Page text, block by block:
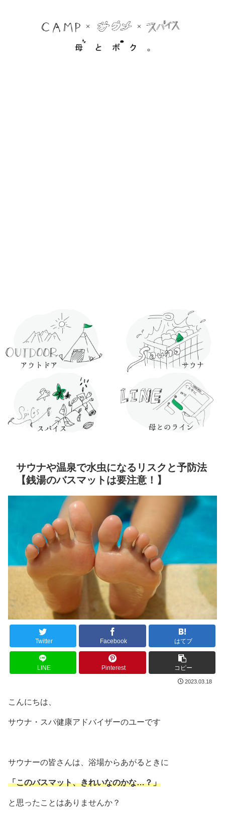
サウナや温泉で水虫になるリスクと予防法
【銭湯のバスマットは要注意！】
Twitter Facebook はてブ
LINE Pinterest コピー
2023.03.18
こんにちは、
サウナ・スパ健康アドバイザーのユーです
サウナーの皆さんは、浴場からあがるときに
「このバスマット、きれいなのかな…？」
と思ったことはありませんか？